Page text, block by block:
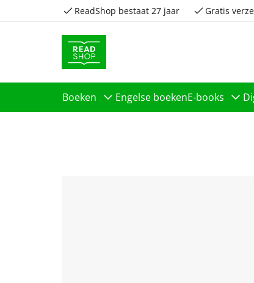
ReadShop bestaat 27 jaar Gratis
Boeken Engelse boekenE-books